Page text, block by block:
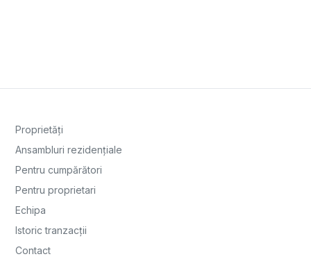
Proprietăți
Ansambluri rezidențiale
Pentru cumpărători
Pentru proprietari
Echipa
Istoric tranzacții
Contact